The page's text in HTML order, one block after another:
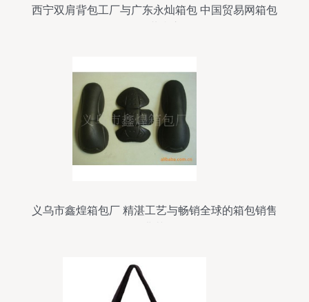
西宁双肩背包工厂与广东永灿箱包 中国贸易网箱包
义乌市鑫煌箱包厂 精湛工艺与畅销全球的箱包销售